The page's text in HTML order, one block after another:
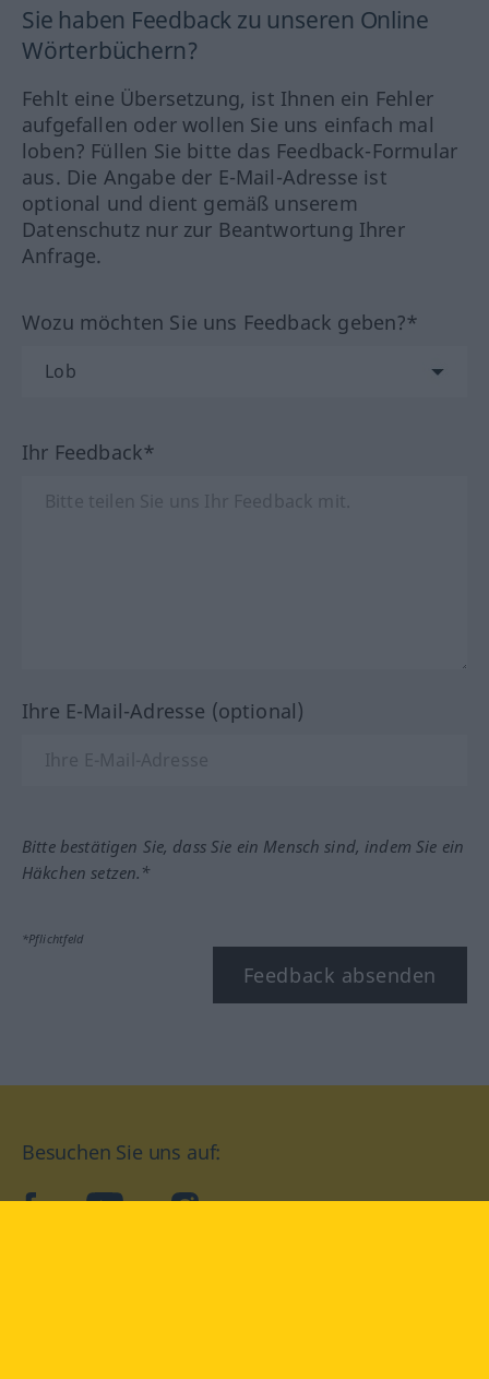
Sie haben Feedback zu unseren Online
Wörterbüchern?
Fehlt eine Übersetzung, ist Ihnen ein Fehler
aufgefallen oder wollen Sie uns einfach mal
loben? Füllen Sie bitte das Feedback-Formular
aus. Die Angabe der E-Mail-Adresse ist
optional und dient gemäß unserem
Datenschutz nur zur Beantwortung Ihrer
Anfrage.
Wozu möchten Sie uns Feedback geben?*
Ihr Feedback*
Ihre E-Mail-Adresse (optional)
Bitte bestätigen Sie, dass Sie ein Mensch sind, indem Sie ein
Häkchen setzen.*
*Pflichtfeld
Feedback absenden
Besuchen Sie uns auf:
facebookYouTube Instagram